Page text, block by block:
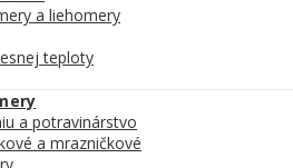
a liehomery
teploty
a potravinárstvo
a mrazničkové